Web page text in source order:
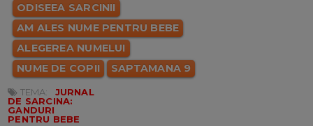
ODISEEA SARCINII
AM ALES NUME PENTRU BEBE
ALEGEREA NUMELUI
NUME DE COPII
SAPTAMANA 9
TEMA:
JURNAL
DE SARCINA:
GANDURI
PENTRU BEBE